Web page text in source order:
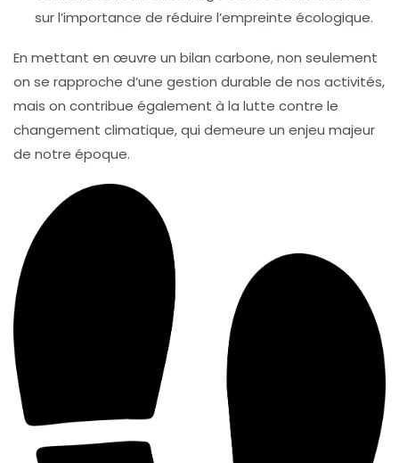
sur l’importance de réduire l’empreinte écologique.
En mettant en œuvre un bilan carbone, non seulement
on se rapproche d’une gestion durable de nos activités,
mais on contribue également à la lutte contre le
changement climatique, qui demeure un enjeu majeur
de notre époque.